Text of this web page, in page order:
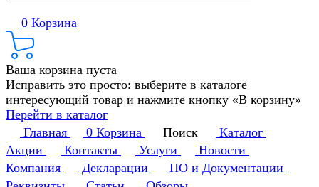
0 Корзина
Ваша корзина пуста
Исправить это просто: выберите в каталоге
интересующий товар и нажмите кнопку «В корзину»
Перейти в каталог
Главная
0 Корзина Поиск
Каталог
Акции
Контакты Услуги
Новости
Компания
Декларации
ПО и Документации